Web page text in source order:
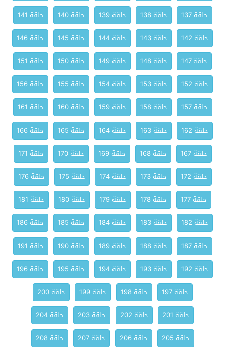
حلقة 137 حلقة 138 حلقة 139 حلقة 140
حلقة 141
حلقة 142
حلقة 143 حلقة 144 حلقة 145
حلقة 146
حلقة 147
حلقة 148 حلقة 149 حلقة 150
حلقة 151
حلقة 152
حلقة 153 حلقة 154 حلقة 155
حلقة 156
حلقة 157
حلقة 158 حلقة 159 حلقة 160
حلقة 161
حلقة 162
حلقة 163 حلقة 164 حلقة 165
حلقة 166
حلقة 167
حلقة 168 حلقة 169 حلقة 170
حلقة 171
حلقة 172
حلقة 173 حلقة 174 حلقة 175
حلقة 176
حلقة 177
حلقة 178 حلقة 179 حلقة 180
حلقة 181
حلقة 182
حلقة 183 حلقة 184 حلقة 185
حلقة 186
حلقة 187
حلقة 188 حلقة 189 حلقة 190
حلقة 191
حلقة 192
حلقة 193 حلقة 194 حلقة 195
حلقة 196
حلقة 197
حلقة 198 حلقة 199
حلقة 200
حلقة 201
حلقة 202 حلقة 203
حلقة 204
حلقة 205
حلقة 206 حلقة 207
حلقة 208